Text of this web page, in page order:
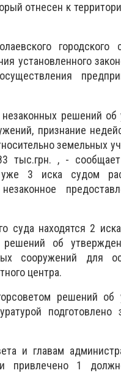
отнесен к
городского
установленного
решений об
признание
земельных
тыс.грн. , - сообщает
уже 3 иска судом
суда находятся 2
об
сооружений для
центра.
решений об
подготовлено
и главам
привлечено 1